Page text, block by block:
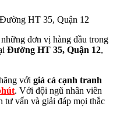
HT 35, Quận 12
đơn vị hàng đầu trong
Đường HT 35, Quận 12,
với giá cả cạnh tranh
. Với đội ngũ nhân viên
tư vấn và giải đáp mọi thắc